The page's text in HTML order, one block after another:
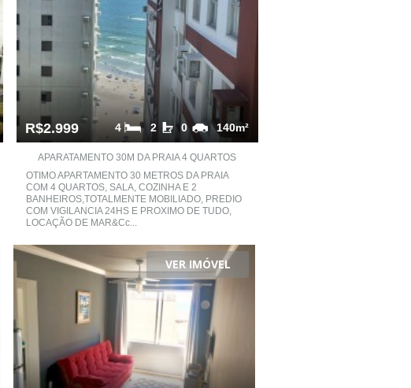
R$2.999 140m²
0
2
4
APARATAMENTO 30M DA PRAIA 4 QUARTOS
OTIMO APARTAMENTO 30 METROS DA PRAIA
COM 4 QUARTOS, SALA, COZINHA E 2
BANHEIROS,TOTALMENTE MOBILIADO, PREDIO
COM VIGILANCIA 24HS E PROXIMO DE TUDO,
LOCAÇÃO DE MAR&Cc...
VER IMÓVEL